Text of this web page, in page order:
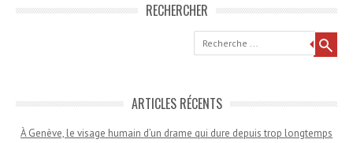
RECHERCHER
Recherche
ARTICLES RÉCENTS
À Genève, le visage humain d’un drame qui dure depuis trop longtemps